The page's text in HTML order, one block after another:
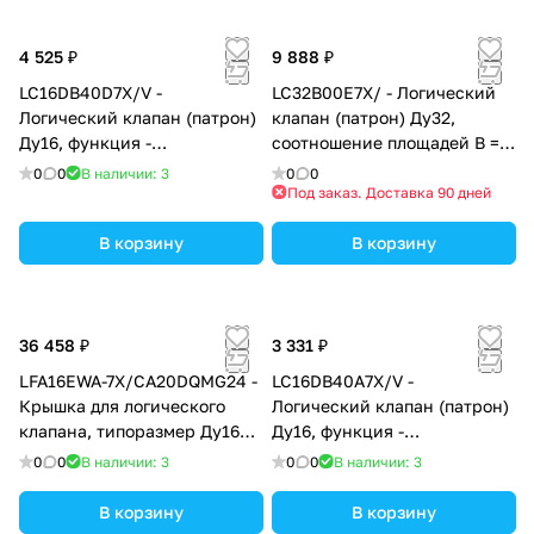
4 525 ₽
LC16DB40D7X/V -
Логический клапан (патрон)
Ду16, функция -
предохранительный клапан
открытия 4 бар, D =
седельно-золотниковый без
демпфера, уплотнение V =
0 0 В наличии: 3
В корзину
9 888 ₽
LC32B00E7X/ - Логический
клапан (патрон) Ду32,
соотношение площадей B =
14.3:1 (кольцо = 7%),
давление открытия 0 бар, E
= без демпфера, уплотнение
0
0
Под заказ. Доставка 90 дней
В корзину
36 458 ₽
LFA16EWA-7X/CA20DQMG24 -
Крышка для логического
клапана, типоразмер Ду16
функционал - EWA = крышка
закрытого положения под
0 0 В наличии: 3
В корзину
3 331 ₽
LC16DB40A7X/V -
Логический клапан (патрон)
Ду16, функция -
предохранительный клапан
открытия 4 бар, A =
0 0 В наличии: 3
В корзину